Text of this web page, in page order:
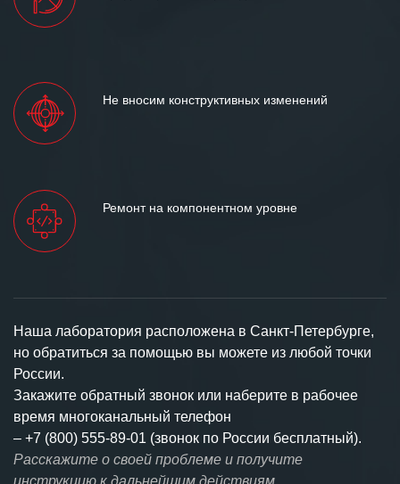
Не вносим конструктивных изменений
Ремонт на компонентном уровне
Наша лаборатория расположена в Санкт-Петербурге,
но обратиться за помощью вы можете из любой точки
России.
Закажите обратный звонок или наберите в рабочее
время многоканальный телефон
– +7 (800) 555-89-01 (звонок по России бесплатный).
Расскажите о своей проблеме и получите
инструкцию к дальнейшим действиям.